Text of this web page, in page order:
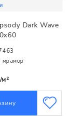
Dark Wave
мрамор